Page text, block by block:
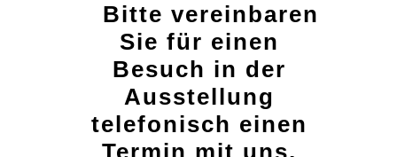
Bitte vereinbaren
Sie für einen
Besuch in der
Ausstellung
telefonisch einen
Termin mit uns,